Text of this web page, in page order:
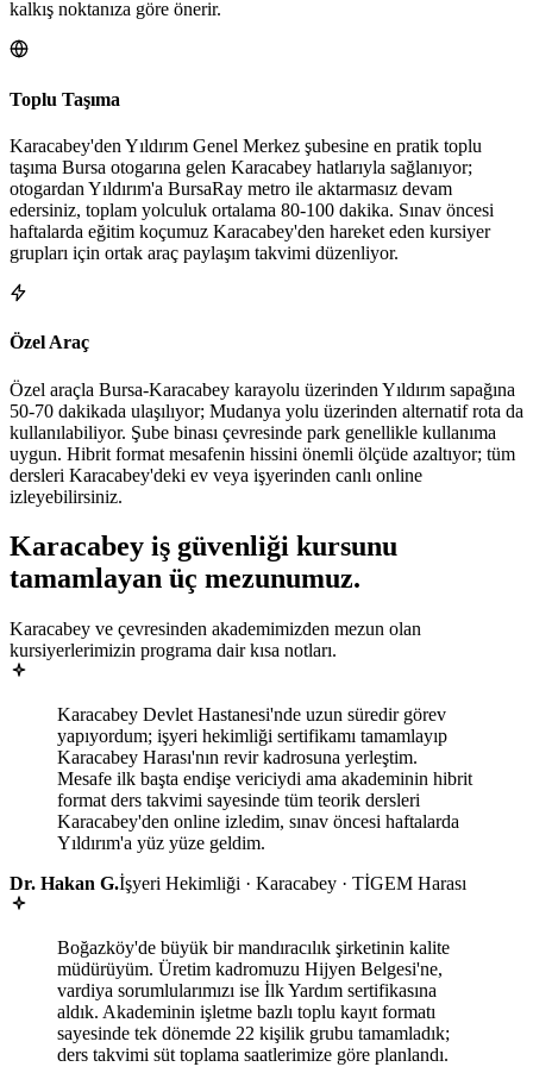
kalkış noktanıza göre önerir.
Toplu Taşıma
Karacabey'den Yıldırım Genel Merkez şubesine en pratik toplu
taşıma Bursa otogarına gelen Karacabey hatlarıyla sağlanıyor;
otogardan Yıldırım'a BursaRay metro ile aktarmasız devam
edersiniz, toplam yolculuk ortalama 80-100 dakika. Sınav öncesi
haftalarda eğitim koçumuz Karacabey'den hareket eden kursiyer
grupları için ortak araç paylaşım takvimi düzenliyor.
Özel Araç
Özel araçla Bursa-Karacabey karayolu üzerinden Yıldırım sapağına
50-70 dakikada ulaşılıyor; Mudanya yolu üzerinden alternatif rota da
kullanılabiliyor. Şube binası çevresinde park genellikle kullanıma
uygun. Hibrit format mesafenin hissini önemli ölçüde azaltıyor; tüm
dersleri Karacabey'deki ev veya işyerinden canlı online
izleyebilirsiniz.
Karacabey iş güvenliği kursunu
tamamlayan üç mezunumuz.
Karacabey ve çevresinden akademimizden mezun olan
kursiyerlerimizin programa dair kısa notları.
Karacabey Devlet Hastanesi'nde uzun süredir görev
yapıyordum; işyeri hekimliği sertifikamı tamamlayıp
Karacabey Harası'nın revir kadrosuna yerleştim.
Mesafe ilk başta endişe vericiydi ama akademinin hibrit
format ders takvimi sayesinde tüm teorik dersleri
Karacabey'den online izledim, sınav öncesi haftalarda
Yıldırım'a yüz yüze geldim.
Dr. Hakan G.İşyeri Hekimliği · Karacabey · TİGEM Harası
Boğazköy'de büyük bir mandıracılık şirketinin kalite
müdürüyüm. Üretim kadromuzu Hijyen Belgesi'ne,
vardiya sorumlularımızı ise İlk Yardım sertifikasına
aldık. Akademinin işletme bazlı toplu kayıt formatı
sayesinde tek dönemde 22 kişilik grubu tamamladık;
ders takvimi süt toplama saatlerimize göre planlandı.